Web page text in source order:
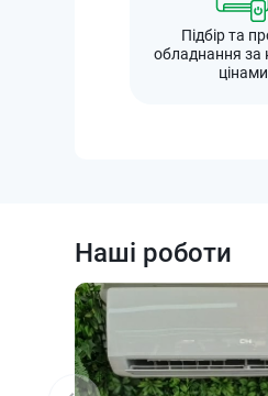
Підбір та
обладнання
цінами
Наші роботи